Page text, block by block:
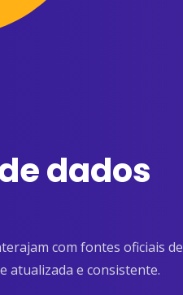
dados
com fontes oficiais de
atualizada e consistente.